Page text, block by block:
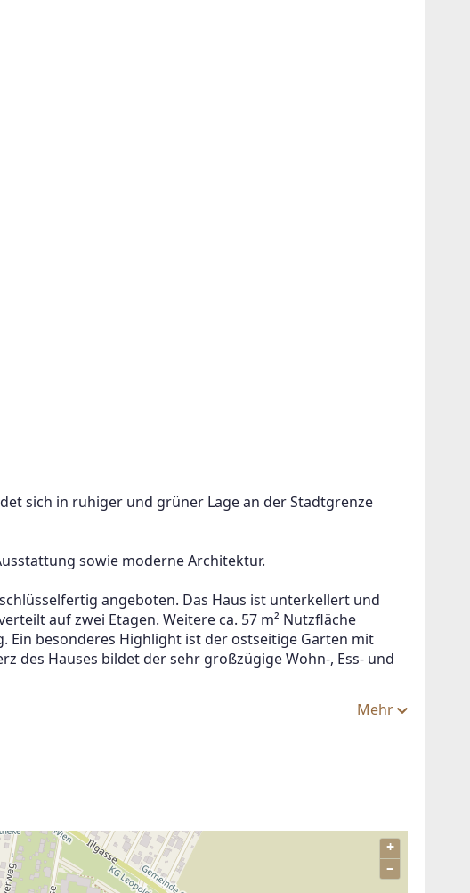
sich in ruhiger und grüner Lage an der Stadtgrenze
sowie moderne Architektur.
angeboten. Das Haus ist unterkellert und
auf zwei Etagen. Weitere ca. 57 m² Nutzfläche
Ein besonderes Highlight ist der ostseitige Garten mit
des Hauses bildet der sehr großzügige Wohn-, Ess- und
Mehr
+
–